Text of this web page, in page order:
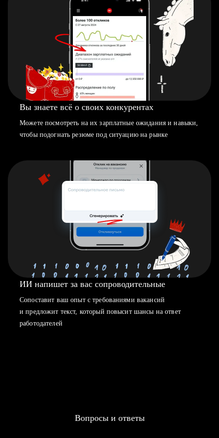
Вы знаете всё о своих конкурентах
Можете посмотреть на их зарплатные ожидания и навыки,
чтобы подогнать резюме под ситуацию на рынке
ИИ напишет за вас сопроводительные
Сопоставит ваш опыт с требованиями вакансий
и предложит текст, который повысит шансы на ответ
работодателей
Вопросы и ответы